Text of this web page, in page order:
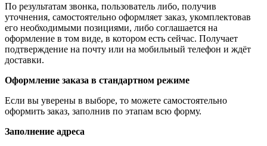
По результатам звонка, пользователь либо, получив
уточнения, самостоятельно оформляет заказ, укомплектовав
его необходимыми позициями, либо соглашается на
оформление в том виде, в котором есть сейчас. Получает
подтверждение на почту или на мобильный телефон и ждёт
доставки.
Оформление заказа в стандартном режиме
Если вы уверены в выборе, то можете самостоятельно
оформить заказ, заполнив по этапам всю форму.
Заполнение адреса